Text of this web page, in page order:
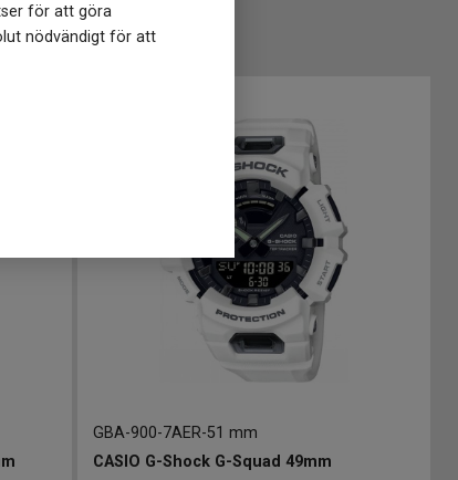
för att göra
nödvändigt för att
GBA-900-7AER-51 mm
CASIO G-Shock G-Squad 49mm